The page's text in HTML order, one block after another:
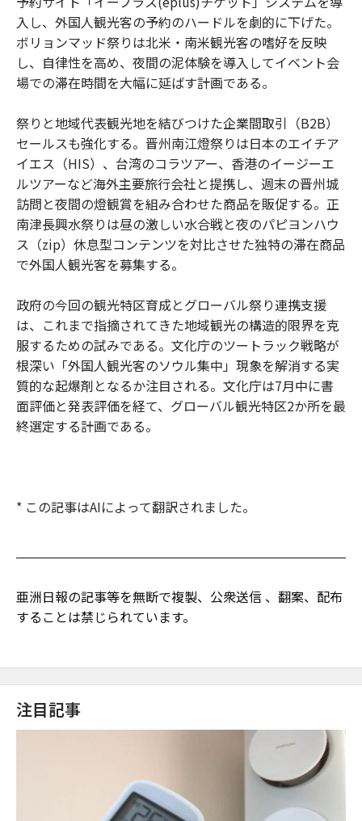
入し、外国人観光客の予約のハードルを劇的に下げた。
ボリョンマッド祭りは北米・南米観光客の嗜好を反映
し、自律性を高め、夜間の泥体験を導入してイベント会
場での滞在時間を大幅に延ばす計画である。
祭りと地域代表観光地を結びつけた企業間取引（B2B）
セールスも強化する。晋州南江燈祭りは日本のエイチア
イエス（HIS）、台湾のコラツアー、香港のイージーエ
ルツアーなど海外主要旅行会社と提携し、週末の晋州城
訪問と夜間の燈観賞を組み合わせた商品を販促する。正
南津長興水祭りは昼の激しい水合戦と夜のパピヨンハウ
ス（zip）休息型コンテンツを対比させた独特の滞在商品
で外国人観光客を募集する。
政府の今回の観光特区育成とグローバル祭り連携支援
は、これまで指摘されてきた地域観光の構造的限界を克
服するための試みである。文化庁のツートラック戦略が
根深い「外国人観光客のソウル集中」現象を解消する実
質的な起爆剤となるか注目される。文化庁は7月中に書
面評価と発表評価を経て、グローバル観光特区2か所を最
終選定する計画である。
* この記事はAIによって翻訳されました。
亜洲日報の記事等を無断で複製、公衆送信 、翻案、配布
することは禁じられています。
注目記事